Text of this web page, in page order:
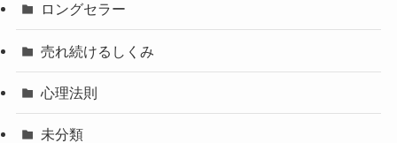
ロングセラー
売れ続けるしくみ
心理法則
未分類